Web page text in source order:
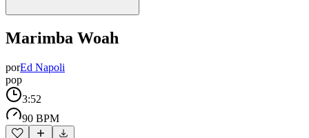
Marimba Woah
porEd Napoli
pop
3:52
90 BPM